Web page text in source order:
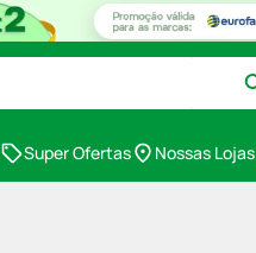
Super Ofertas Nossas Lojas